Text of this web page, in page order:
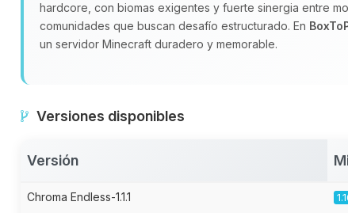
hardcore, con biomas exigentes y fuerte sinergia entre
comunidades que buscan desafío estructurado. En
un servidor Minecraft duradero y memorable.
Versiones disponibles
Versión
Chroma Endless-1.1.1